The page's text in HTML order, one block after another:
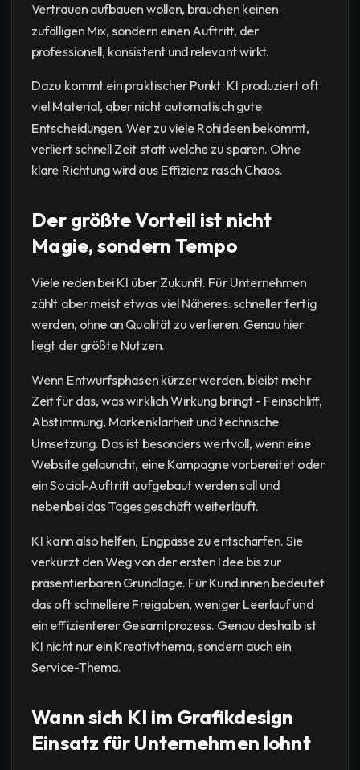
Vertrauen aufbauen wollen, brauchen keinen
zufälligen Mix, sondern einen Auftritt, der
professionell, konsistent und relevant wirkt.
Dazu kommt ein praktischer Punkt: KI produziert oft
viel Material, aber nicht automatisch gute
Entscheidungen. Wer zu viele Rohideen bekommt,
verliert schnell Zeit statt welche zu sparen. Ohne
klare Richtung wird aus Effizienz rasch Chaos.
Der größte Vorteil ist nicht
Magie, sondern Tempo
Viele reden bei KI über Zukunft. Für Unternehmen
zählt aber meist etwas viel Näheres: schneller fertig
werden, ohne an Qualität zu verlieren. Genau hier
liegt der größte Nutzen.
Wenn Entwurfsphasen kürzer werden, bleibt mehr
Zeit für das, was wirklich Wirkung bringt - Feinschliff,
Abstimmung, Markenklarheit und technische
Umsetzung. Das ist besonders wertvoll, wenn eine
Website gelauncht, eine Kampagne vorbereitet oder
ein Social-Auftritt aufgebaut werden soll und
nebenbei das Tagesgeschäft weiterläuft.
KI kann also helfen, Engpässe zu entschärfen. Sie
verkürzt den Weg von der ersten Idee bis zur
präsentierbaren Grundlage. Für Kund:innen bedeutet
das oft schnellere Freigaben, weniger Leerlauf und
ein effizienterer Gesamtprozess. Genau deshalb ist
KI nicht nur ein Kreativthema, sondern auch ein
Service-Thema.
Wann sich KI im Grafikdesign
Einsatz für Unternehmen lohnt